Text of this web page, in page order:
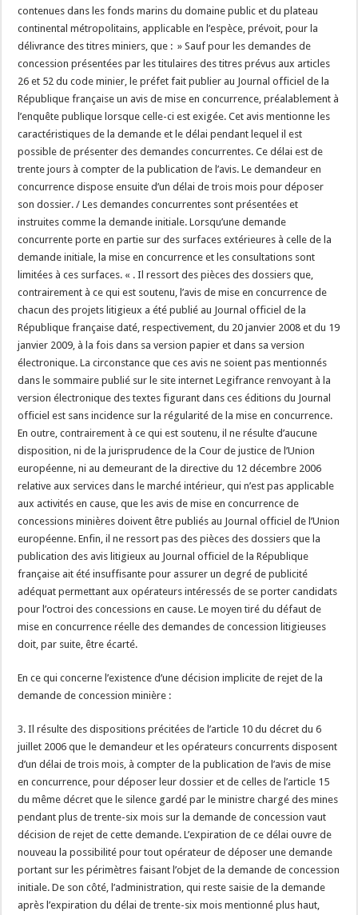
contenues dans les fonds marins du domaine public et du plateau
continental métropolitains, applicable en l’espèce, prévoit, pour la
délivrance des titres miniers, que : » Sauf pour les demandes de
concession présentées par les titulaires des titres prévus aux articles
26 et 52 du code minier, le préfet fait publier au Journal officiel de la
République française un avis de mise en concurrence, préalablement à
l’enquête publique lorsque celle-ci est exigée. Cet avis mentionne les
caractéristiques de la demande et le délai pendant lequel il est
possible de présenter des demandes concurrentes. Ce délai est de
trente jours à compter de la publication de l’avis. Le demandeur en
concurrence dispose ensuite d’un délai de trois mois pour déposer
son dossier. / Les demandes concurrentes sont présentées et
instruites comme la demande initiale. Lorsqu’une demande
concurrente porte en partie sur des surfaces extérieures à celle de la
demande initiale, la mise en concurrence et les consultations sont
limitées à ces surfaces. « . Il ressort des pièces des dossiers que,
contrairement à ce qui est soutenu, l’avis de mise en concurrence de
chacun des projets litigieux a été publié au Journal officiel de la
République française daté, respectivement, du 20 janvier 2008 et du 19
janvier 2009, à la fois dans sa version papier et dans sa version
électronique. La circonstance que ces avis ne soient pas mentionnés
dans le sommaire publié sur le site internet Legifrance renvoyant à la
version électronique des textes figurant dans ces éditions du Journal
officiel est sans incidence sur la régularité de la mise en concurrence.
En outre, contrairement à ce qui est soutenu, il ne résulte d’aucune
disposition, ni de la jurisprudence de la Cour de justice de l’Union
européenne, ni au demeurant de la directive du 12 décembre 2006
relative aux services dans le marché intérieur, qui n’est pas applicable
aux activités en cause, que les avis de mise en concurrence de
concessions minières doivent être publiés au Journal officiel de l’Union
européenne. Enfin, il ne ressort pas des pièces des dossiers que la
publication des avis litigieux au Journal officiel de la République
française ait été insuffisante pour assurer un degré de publicité
adéquat permettant aux opérateurs intéressés de se porter candidats
pour l’octroi des concessions en cause. Le moyen tiré du défaut de
mise en concurrence réelle des demandes de concession litigieuses
doit, par suite, être écarté.
En ce qui concerne l’existence d’une décision implicite de rejet de la
demande de concession minière :
3. Il résulte des dispositions précitées de l’article 10 du décret du 6
juillet 2006 que le demandeur et les opérateurs concurrents disposent
d’un délai de trois mois, à compter de la publication de l’avis de mise
en concurrence, pour déposer leur dossier et de celles de l’article 15
du même décret que le silence gardé par le ministre chargé des mines
pendant plus de trente-six mois sur la demande de concession vaut
décision de rejet de cette demande. L’expiration de ce délai ouvre de
nouveau la possibilité pour tout opérateur de déposer une demande
portant sur les périmètres faisant l’objet de la demande de concession
initiale. De son côté, l’administration, qui reste saisie de la demande
après l’expiration du délai de trente-six mois mentionné plus haut,